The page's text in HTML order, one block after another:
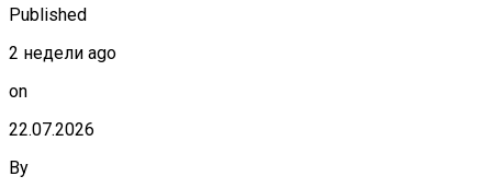
Published
2 недели ago
on
22.07.2026
By